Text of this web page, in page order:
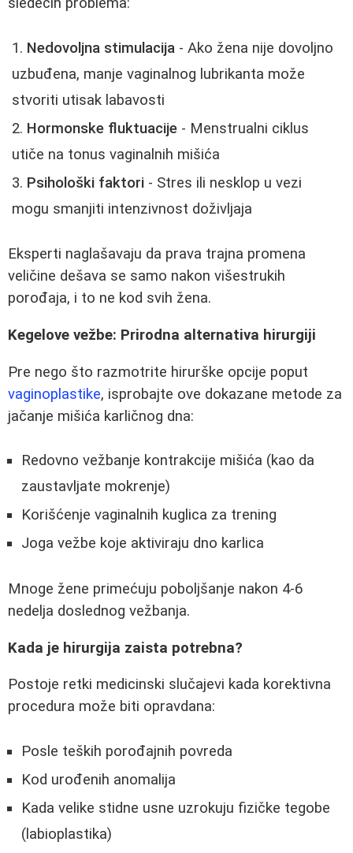
Nedovoljna stimulacija - Ako žena nije dovoljno
uzbuđena, manje vaginalnog lubrikanta može
stvoriti utisak labavosti
Hormonske fluktuacije - Menstrualni ciklus
utiče na tonus vaginalnih mišića
Psihološki faktori - Stres ili nesklop u vezi
mogu smanjiti intenzivnost doživljaja
Eksperti naglašavaju da prava trajna promena
veličine dešava se samo nakon višestrukih
porođaja, i to ne kod svih žena.
Kegelove vežbe: Prirodna alternativa hirurgiji
Pre nego što razmotrite hirurške opcije poput
vaginoplastike, isprobajte ove dokazane metode za
jačanje mišića karličnog dna:
Redovno vežbanje kontrakcije mišića (kao da
zaustavljate mokrenje)
Korišćenje vaginalnih kuglica za trening
Joga vežbe koje aktiviraju dno karlica
Mnoge žene primećuju poboljšanje nakon 4-6
nedelja doslednog vežbanja.
Kada je hirurgija zaista potrebna?
Postoje retki medicinski slučajevi kada korektivna
procedura može biti opravdana:
Posle teških porođajnih povreda
Kod urođenih anomalija
Kada velike stidne usne uzrokuju fizičke tegobe
(labioplastika)